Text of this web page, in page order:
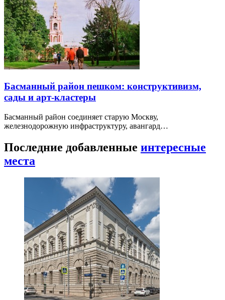
Басманный район пешком: конструктивизм,
сады и арт-кластеры
Басманный район соединяет старую Москву,
железнодорожную инфраструктуру, авангард…
Последние добавленные интересные
места